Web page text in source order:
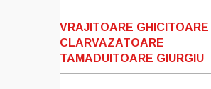
VRAJITOARE GHICITOARE
CLARVAZATOARE
TAMADUITOARE GIURGIU